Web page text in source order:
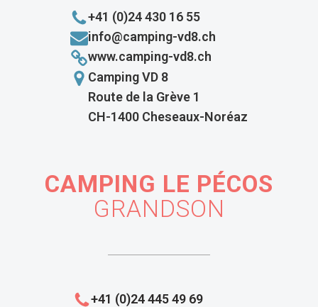
+41 (0)24 430 16 55
info@camping-vd8.ch
www.camping-vd8.ch
Camping VD 8
Route de la Grève 1
CH-1400 Cheseaux-Noréaz
CAMPING LE PÉCOS
GRANDSON
+41 (0)24 445 49 69